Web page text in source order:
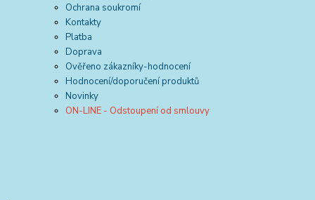
Ochrana soukromí
Kontakty
Platba
Doprava
Ověřeno zákazníky-hodnocení
Hodnocení/doporučení produktů
Novinky
ON-LINE - Odstoupení od smlouvy